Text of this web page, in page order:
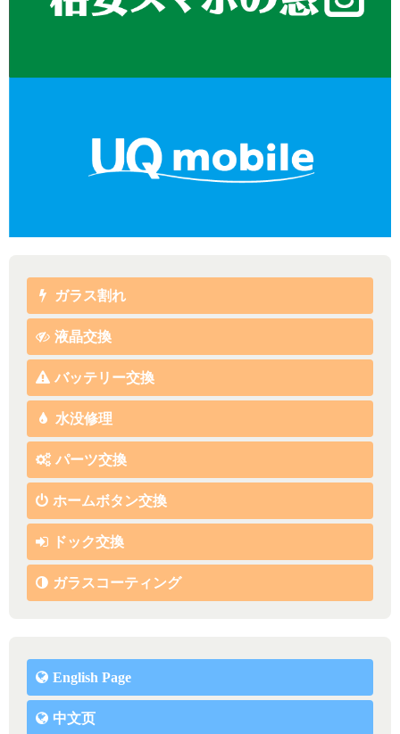
ガラス割れ
液晶交換
バッテリー交換
水没修理
パーツ交換
ホームボタン交換
ドック交換
ガラスコーティング
English Page
中文页